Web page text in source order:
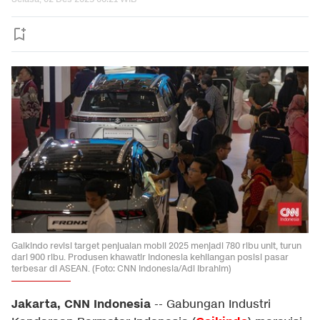
Gaikindo revisi target penjualan mobil 2025 menjadi 780 ribu unit, turun
dari 900 ribu. Produsen khawatir Indonesia kehilangan posisi pasar
terbesar di ASEAN. (Foto: CNN Indonesia/Adi Ibrahim)
Jakarta, CNN Indonesia -- Gabungan Industri